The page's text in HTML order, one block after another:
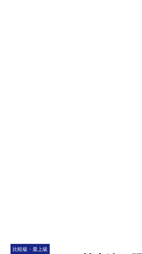
比較級・最上級